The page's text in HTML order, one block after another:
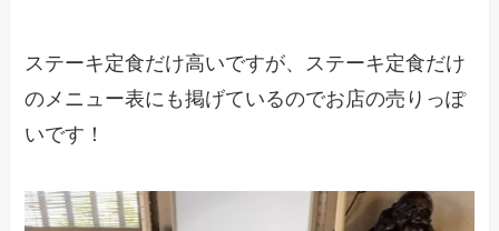
ステーキ定食だけ高いですが、ステーキ定食だけ
のメニュー表にも掲げているのでお店の売りっぽ
いです！